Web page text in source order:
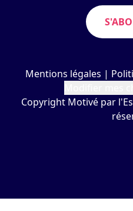
Mentions légales |
Copyright Motivé par